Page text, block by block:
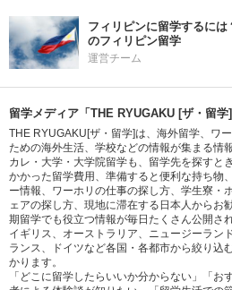
フィリピンに留学するに
のフィリピン留学
運営チーム
留学メディア「THE RYUGAKU [ザ・留学
THE RYUGAKU[ザ・留学]は、海外留学、ワ
ための海外生活、学校などの情報が集まる情
カレ・大学・大学院留学も、留学先を探すと
かかった留学費用、準備すると便利な持ち物
ー情報、ワーホリの仕事の探し方、学生寮・
ェアの探し方、現地に滞在する日本人からお
期留学でも役立つ情報が毎日たくさん公開さ
イギリス、オーストラリア、ニュージーラン
ランス、ドイツなど各国・各都市から絞り込
かります。
「どこに留学したらいいか分からない」「